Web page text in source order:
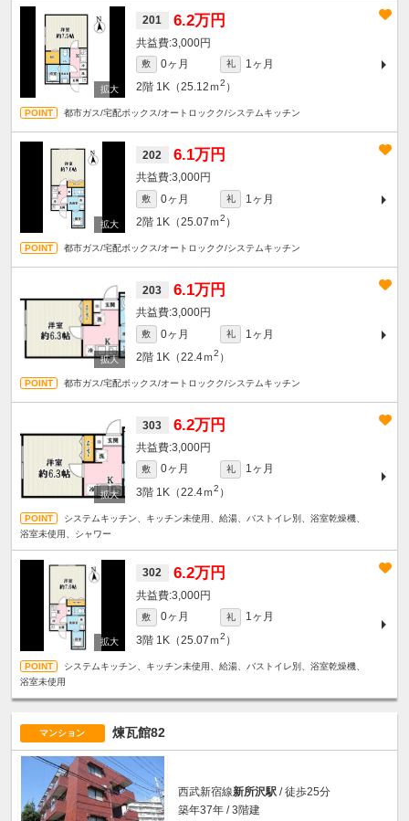
201 6.2万円
3,000円
敷 0ヶ月 礼
1ヶ月
2階 1K（25.12ｍ2 ）
都市ガス/宅配ボックス/オートロックク/システムキッチン
202 6.1万円
3,000円
敷 0ヶ月 礼
1ヶ月
2階 1K（25.07ｍ2 ）
都市ガス/宅配ボックス/オートロックク/システムキッチン
203 6.1万円
3,000円
敷 0ヶ月 礼
1ヶ月
2階 1K（22.4ｍ2 ）
都市ガス/宅配ボックス/オートロックク/システムキッチン
303 6.2万円
3,000円
敷 0ヶ月 礼
1ヶ月
3階 1K（22.4ｍ2 ）
システムキッチン、キッチン未使用、給湯、バストイレ別、浴室乾燥機、
浴室未使用、シャワー
302 6.2万円
3,000円
敷 0ヶ月 礼
1ヶ月
3階 1K（25.07ｍ2 ）
システムキッチン、キッチン未使用、給湯、バストイレ別、浴室乾燥機、
浴室未使用
マンション 煉瓦館82
西武新宿線新所沢駅 / 徒歩25分
築年37年 / 3階建